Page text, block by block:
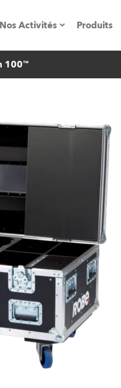
Nos Activités
Salons & évènements
iSeries
Nos innovations en vidéo
ProMotion Lighting
Robe Maritime
Produits
100™